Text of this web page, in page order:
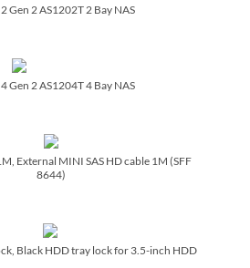
Gen 2 AS1202T 2 Bay NAS
Gen 2 AS1204T 4 Bay NAS
External MINI SAS HD cable 1M (SFF
8644)
Black HDD tray lock for 3.5-inch HDD